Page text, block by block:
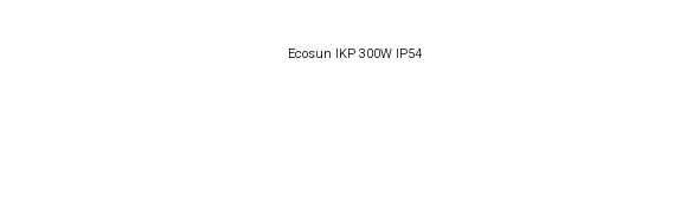
Ecosun IKP 300W IP54